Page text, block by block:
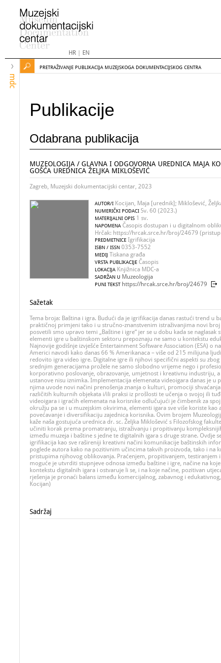
HR| EN
mdc
PRETRAŽIVANJE PUBLIKACIJA MUZEJSKOGA DOKUMENTACIJSKOG CENTRA
Publikacije
Odabrana publikacija
MUZEOLOGIJA / GLAVNA I ODGOVORNA UREDNICA MAJA
GOŠĆA UREDNICA ŽELJKA MIKLOŠEVIĆ
Zagreb, Muzejski dokumentacijski centar, 2023
AUTOR/I Kocijan, Maja [urednik]; Miklošević,
NUMERIČKI PODACI Sv. 60 (2023.)
MATERIJALNI OPIS 1 sv.
NAPOMENA Časopis dostupan i u digitalnom
Hrčak: https://hrcak.srce.hr/broj/24679
PREDMETNICE Igrifikacija
ISBN / ISSN 0353-7552
MEDIJ Tiskana građa
VRSTA PUBLIKACIJE Časopis
LOKACIJA Knjižnica MDC-a
SADRŽAN U Muzeologija
PUNI TEKST https://hrcak.srce.hr/broj/24679
Sažetak
Tema broja: Baština i igra. Budući da je igrifikacija danas rastući trend u
praktičnoj primjeni tako i u stručno-znanstvenim istraživanjima novi broj
posvetili smo upravo temi „Baštine i igre“ jer se u dobu kada se naglasak
elementi igre u baštinskom sektoru prepoznaju ne samo u kontekstu
Najnovije godišnje izvješće Entertainment Software Association (ESA) o
Americi navodi kako danas 66 % Amerikanaca – više od 215 milijuna
redovito igra video igre. Digitalne igre ili njihovi specifični aspekti su
srednjim generacijama prožele ne samo slobodno vrijeme nego i
korporativno poslovanje, obrazovanje, umjetnost i kreativnu industriju,
ustanove nisu iznimka. Implementacija elemenata videoigara danas je u
njima uvode novi načini prenošenja znanja o kulturi, promociji
različitih kulturnih objekata i/ili praksi iz prošlosti te učenja o svojoj ili
videoigara i igraćih elemenata na korisnike odlučujući je čimbenik za
okružju pa se i u muzejskim okvirima, elementi igara sve više koriste kao
povećavanje i diversifikaciju zajednica korisnika. Ovim brojem
kaže naša gostujuća urednica dr. sc. Željka Miklošević s Filozofskog
učiniti korak prema promatranju, istraživanju i propitivanju
između muzeja i baštine s jedne te digitalnih igara s druge strane. Ovdje
igrifikacija kao sve rašireniji kreativni načini komunikacije baštinskih
poglede autora kako na pozitivnim učincima takvih proizvoda, tako i na
pristupima njihovog oblikovanja. Praćenjem, propitivanjem, testiranjem
moguće je utvrditi stupnjeve odnosa između baštine i igre, načine na
kontekstu digitalnih igara i ostvaruje li se, i na koje načine, pozitivan
rješenja je pronaći balans između komercijalnog, zabavnog i
Kocijan)
Sadržaj